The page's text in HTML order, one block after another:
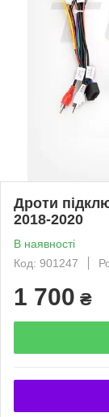
Дроти
2018-2020
В наявності
Код: 901247
1 700 ₴